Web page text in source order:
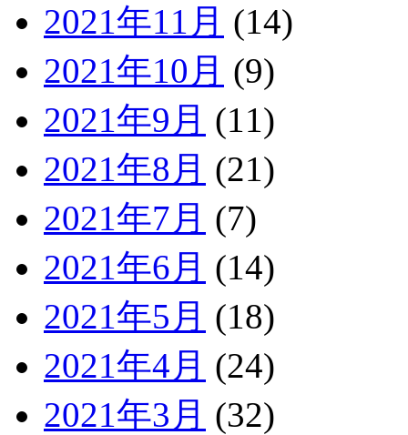
2021年11月 (14)
2021年10月 (9)
2021年9月 (11)
2021年8月 (21)
2021年7月 (7)
2021年6月 (14)
2021年5月 (18)
2021年4月 (24)
2021年3月 (32)